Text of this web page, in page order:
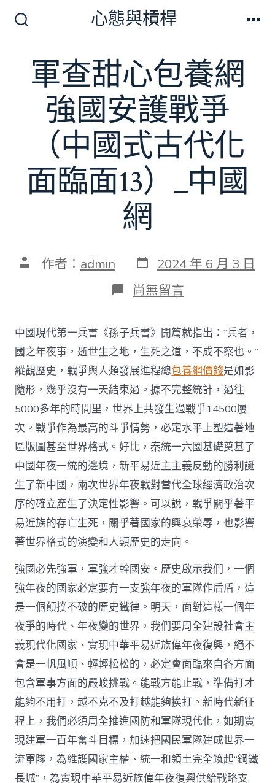
切
換
開
心態與槓桿
軍查甜心包養網
強國安護戰爭
（中國式古代化
面臨面13）_中國
網
文 作者： admin 發
表
日
期
2024 年 6 月 3 日
在
〈軍
甜
心
包
養
網
強
國
安
護
戰
爭
（中
國
式
古
代
化
面
臨
面
13）
_
中
國
網〉
中
尚無留言
中國現代第一兵書《孫子兵書》開篇就指出：“兵者，
國之年夜事，逝世生之地，生死之道，不成不察也。”
縱觀歷史，戰爭與人類發展進程總包養網價錢是如影
隨形，幾乎沒有一天結束過。據不完整統計，過往
5000多年的時間里，世界上共發生過戰爭14500屢
次。戰爭作為最高的斗爭情勢，必定水平上塑造著地
區版圖甚至世界格式。好比，秦統一六國基礎奠基了
中國年夜一統的邊境，新平易近主主義反動的勝利誕
生了新中國，兩次世界年夜戰對當代全球經濟政治次
序的確立產生了決定性影響。可以說，戰爭關乎著平
易近族的存亡生死，關乎著國家的興衰榮辱，也影響
著世界格式的演變和人類歷史的走向。
強國必先強軍，軍強才幹國安。歷史啟示我們，一個
強年夜的國家必定要有一支強年夜的軍隊作后盾，這
是一個顛撲不破的歷史鐵律。明天，面對這樣一個年
夜爭的時代、年夜變的世界，我們要周全建設社會主
義現代化國家、實現中華平易近族偉年夜復興，絕不
會是一帆風順、輕輕松松的，必定會面臨來自各方面
包含軍事方面的嚴峻挑戰。能戰方能止戰，準備打才
能夠不用打，越不克不及打越能夠挨打。新時代新征
程上，我們必須周全推進國防和軍隊現代化，如期實
現建軍一百年奮斗目標，加速把國民軍隊建成世界一
流軍隊，為維護國家主權、統一和領土完全筑起“鋼鐵
長城”，為實現中華平易近族偉年夜復興供給戰略支